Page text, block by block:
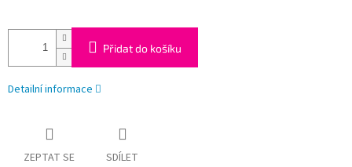
Přidat do košíku
Detailní informace
ZEPTAT SE SDÍLET